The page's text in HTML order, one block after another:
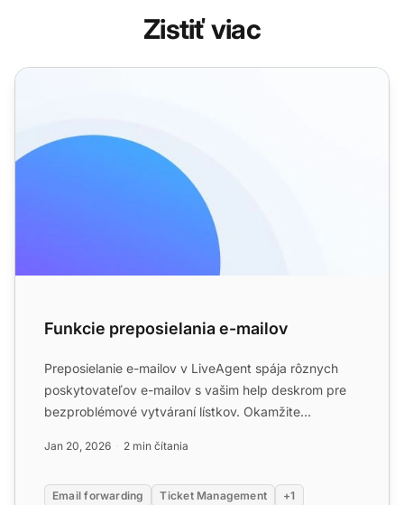
Zistiť viac
Funkcie preposielania e-mailov
Funkcie preposielania e-mailov
Preposielanie e-mailov v LiveAgent spája rôznych
poskytovateľov e-mailov s vašim help deskrom pre
bezproblémové vytváraní lístkov. Okamžite
Jan 20, 2026 2 min čítania
Email forwarding Ticket Management +1